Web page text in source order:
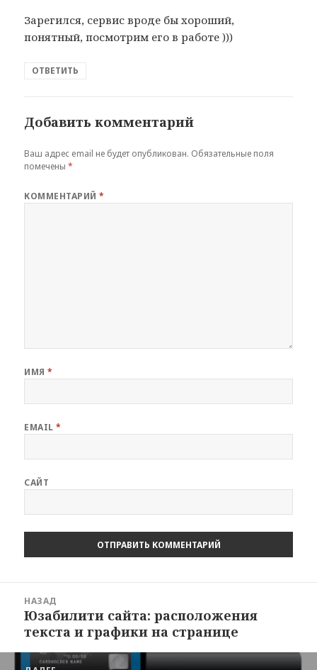
Зарегился, сервис вроде бы хороший,
понятный, посмотрим его в работе )))
ОТВЕТИТЬ
Добавить комментарий
Ваш адрес email не будет опубликован. Обязательные поля
помечены*
КОММЕНТАРИЙ*
ИМЯ*
EMAIL*
САЙТ
записям
НАЗАД
Предыдущая
запись:
Юзабилити сайта: расположения
текста и графики на странице